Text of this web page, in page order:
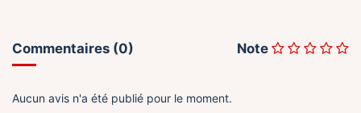
Note
Commentaires (0)
Aucun avis n'a été publié pour le moment.